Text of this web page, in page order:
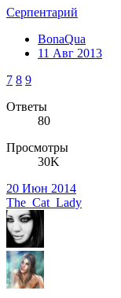
Серпентарий
BonaQua
11 Авг 2013
7 8 9
Ответы
80
Просмотры
30K
20 Июн 2014
The_Cat_Lady